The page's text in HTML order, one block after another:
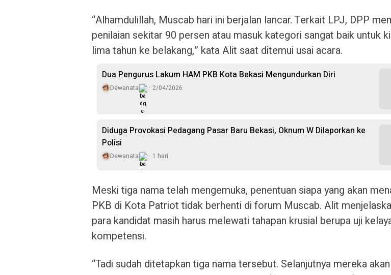
“Alhamdulillah, Muscab hari ini berjalan lancar. Terkait LPJ, DPP
penilaian sekitar 90 persen atau masuk kategori sangat baik untuk
lima tahun ke belakang,” kata Alit saat ditemui usai acara.
Dua Pengurus Lakum HAM PKB Kota Bekasi Mengundurkan Diri
Dewanata 2/04/2026
Diduga Provokasi Pedagang Pasar Baru Bekasi, Oknum W Dilaporkan ke
Polisi
Dewanata 1 hari
Meski tiga nama telah mengemuka, penentuan siapa yang akan
PKB di Kota Patriot tidak berhenti di forum Muscab. Alit
para kandidat masih harus melewati tahapan krusial berupa uji
kompetensi.
“Tadi sudah ditetapkan tiga nama tersebut. Selanjutnya mereka akan